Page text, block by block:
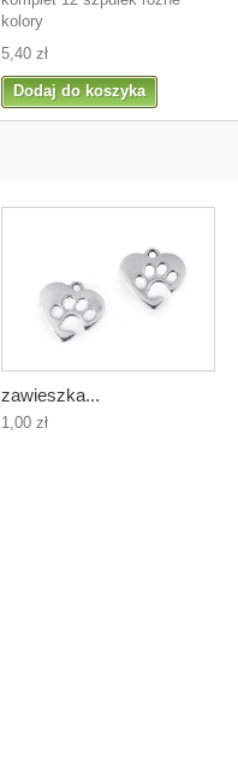
kolory
5,40 zł
Dodaj do koszyka
zawieszka...
1,00 zł